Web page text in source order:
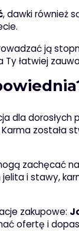
, dawki również
ją
łatwiej
dla
została
zachęcać
i stawy,
zakupowe:
ofertę i